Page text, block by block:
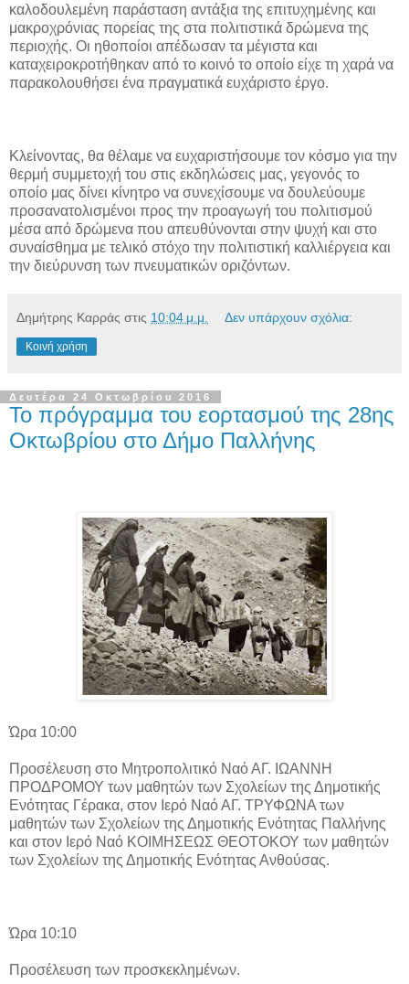
καλοδουλεμένη παράσταση αντάξια της επιτυχημένης και
μακροχρόνιας πορείας της στα πολιτιστικά δρώμενα της
περιοχής. Οι ηθοποίοι απέδωσαν τα μέγιστα και
καταχειροκροτήθηκαν από το κοινό το οποίο είχε τη χαρά να
παρακολουθήσει ένα πραγματικά ευχάριστο έργο.
Κλείνοντας, θα θέλαμε να ευχαριστήσουμε τον κόσμο για την
θερμή συμμετοχή του στις εκδηλώσεις μας, γεγονός το
οποίο μας δίνει κίνητρο να συνεχίσουμε να δουλεύουμε
προσανατολισμένοι προς την προαγωγή του πολιτισμού
μέσα από δρώμενα που απευθύνονται στην ψυχή και στο
συναίσθημα με τελικό στόχο την πολιτιστική καλλιέργεια και
την διεύρυνση των πνευματικών οριζόντων.
Δημήτρης Καρράς στις 10:04 μ.μ. Δεν υπάρχουν σχόλια:
Κοινή χρήση
Δευτέρα 24 Οκτωβρίου 2016
Το πρόγραμμα του εορτασμού της 28ης
Οκτωβρίου στο Δήμο Παλλήνης
Ώρα 10:00
Προσέλευση στο Μητροπολιτικό Ναό ΑΓ. ΙΩΑΝΝΗ
ΠΡΟΔΡΟΜΟΥ των μαθητών των Σχολείων της Δημοτικής
Ενότητας Γέρακα, στον Ιερό Ναό ΑΓ. ΤΡΥΦΩΝΑ των
μαθητών των Σχολείων της Δημοτικής Ενότητας Παλλήνης
και στον Ιερό Ναό ΚΟΙΜΗΣΕΩΣ ΘΕΟΤΟΚΟΥ των μαθητών
των Σχολείων της Δημοτικής Ενότητας Ανθούσας.
Ώρα 10:10
Προσέλευση των προσκεκλημένων.